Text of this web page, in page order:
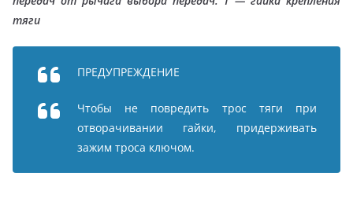
тяги
ПРЕДУПРЕЖДЕНИЕ
Чтобы не повредить трос тяги при
отворачивании гайки, придерживать
зажим троса ключом.